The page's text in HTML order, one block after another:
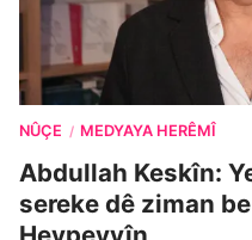
NÛÇE / MEDYAYA HERÊMÎ
Abdullah Keskîn:
sereke dê ziman